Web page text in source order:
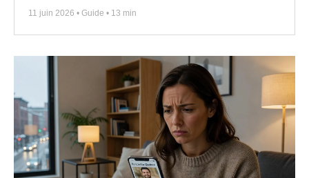
11 juin 2026 • Guide • 13 min